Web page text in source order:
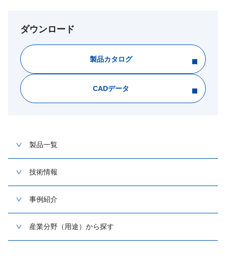
ダウンロード
製品カタログ
CADデータ
製品一覧
技術情報
事例紹介
産業分野（用途）から探す